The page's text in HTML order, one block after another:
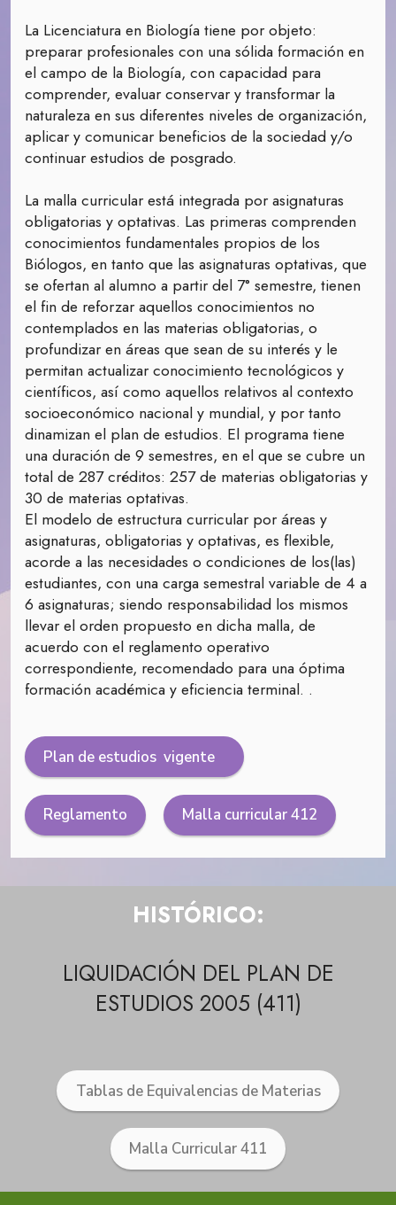
La Licenciatura en Biología tiene por objeto:
preparar profesionales con una sólida formación en
el campo de la Biología, con capacidad para
comprender, evaluar conservar y transformar la
naturaleza en sus diferentes niveles de organización,
aplicar y comunicar beneficios de la sociedad y/o
continuar estudios de posgrado.
La malla curricular está integrada por asignaturas
obligatorias y optativas. Las primeras comprenden
conocimientos fundamentales propios de los
Biólogos, en tanto que las asignaturas optativas, que
se ofertan al alumno a partir del 7° semestre, tienen
el fin de reforzar aquellos conocimientos no
contemplados en las materias obligatorias, o
profundizar en áreas que sean de su interés y le
permitan actualizar conocimiento tecnológicos y
científicos, así como aquellos relativos al contexto
socioeconómico nacional y mundial, y por tanto
dinamizan el plan de estudios. El programa tiene
una duración de 9 semestres, en el que se cubre un
total de 287 créditos: 257 de materias obligatorias y
30 de materias optativas.
El modelo de estructura curricular por áreas y
asignaturas, obligatorias y optativas, es flexible,
acorde a las necesidades o condiciones de los(las)
estudiantes, con una carga semestral variable de 4 a
6 asignaturas; siendo responsabilidad los mismos
llevar el orden propuesto en dicha malla, de
acuerdo con el reglamento operativo
correspondiente, recomendado para una óptima
formación académica y eficiencia terminal. .
Plan de estudios vigente
Reglamento Malla curricular 412
HISTÓRICO:
LIQUIDACIÓN DEL PLAN DE
ESTUDIOS 2005 (411)
Tablas de Equivalencias de Materias
Malla Curricular 411